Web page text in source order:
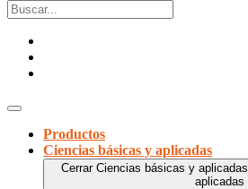
Productos
Ciencias básicas y aplicadas
Cerrar Ciencias básicas y aplicadas
aplicadas